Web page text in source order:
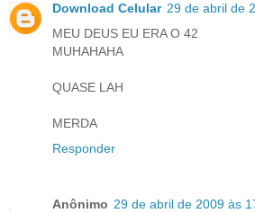
Download Celular 29 de abril de
MEU DEUS EU ERA O 42
MUHAHAHA
QUASE LAH
MERDA
Responder
Anônimo 29 de abril de 2009 às